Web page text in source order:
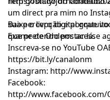
um direct pra mim no
sua percepção e porque
que pretendo postar lá.
Baixe o livro digital
Exame de Ordem: acesse
Inscreva-se no YouTube
https://bit.ly/canalonm
Instagram: http://
Facebook:
http://www.facebook.com/